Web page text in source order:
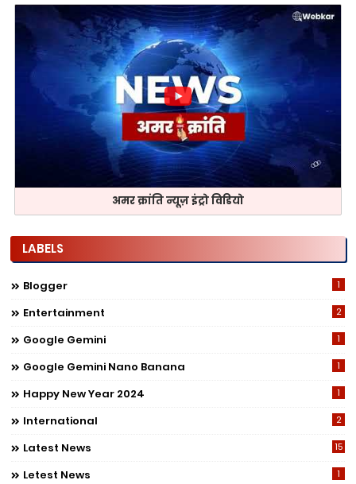
अमर क्रांति न्यूज़ इंट्रो विडियो
LABELS
Blogger 1
Entertainment 2
Google Gemini 1
Google Gemini Nano Banana 1
Happy New Year 2024 1
International 2
Latest News 15
Letest News 1